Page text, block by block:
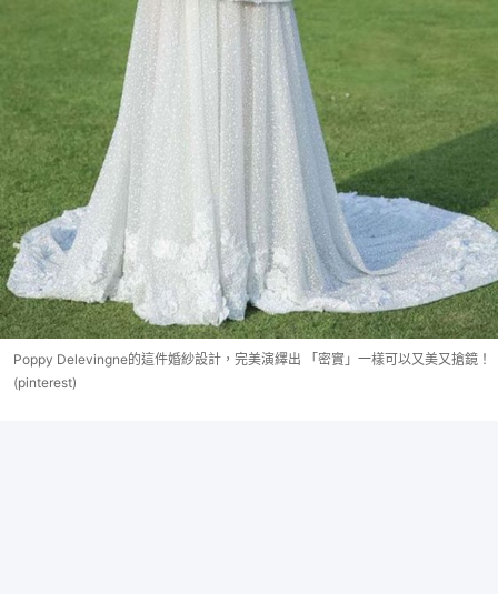
Poppy Delevingne的這件婚紗設計，完美演繹出 「密實」一樣可以又美又搶鏡！
(pinterest)